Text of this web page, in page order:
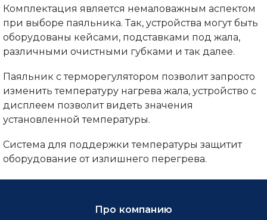
Комплектация является немаловажным аспектом
при выборе паяльника. Так, устройства могут быть
оборудованы кейсами, подставками под жала,
различными очистными губками и так далее.
Паяльник с терморегулятором позволит запросто
изменить температуру нагрева жала, устройство с
дисплеем позволит видеть значения
установленной температуры.
Система для поддержки температуры защитит
оборудование от излишнего перегрева.
Про компанию